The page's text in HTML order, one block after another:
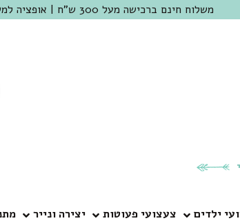
משלוח חינם ברכישה מעל 300 ש"ח | אופציה למשלוח מהיום להיום באזור המרכז | מוזמנים לבקר בחנות בכפר שמריהו
ילדים צעצועי פעוטות יצירה ונייר